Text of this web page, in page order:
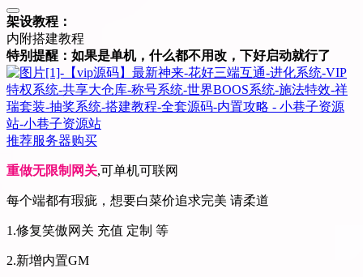
架设教程：
内附搭建教程
特别提醒：如果是单机，什么都不用改，下好启动就行了
推荐服务器购买
重做无限制网关,可单机可联网
每个端都有瑕疵，想要白菜价追求完美 请柔道
1.修复笑傲网关 充值 定制 等
2.新增内置GM